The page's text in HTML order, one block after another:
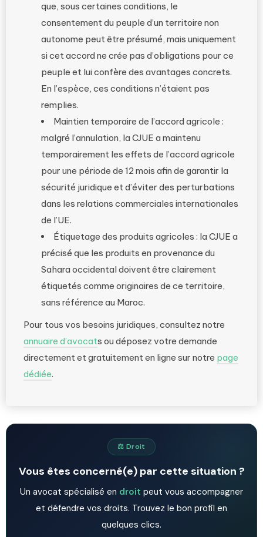
que, sous certaines conditions, le
consentement du peuple d’un territoire non
autonome peut être présumé, mais uniquement
si cet accord ne crée pas d’obligations pour ce
peuple et lui confère des avantages concrets.
En l’espèce, ces conditions n’étaient pas
remplies.
Maintien temporaire de l’accord agricole :
malgré l’annulation, la CJUE a maintenu
temporairement les effets de l’accord agricole
pour une période de 12 mois afin de garantir la
sécurité juridique et d’éviter des perturbations
dans les relations commerciales internationales
de l’UE.
Étiquetage des produits agricoles : la CJUE a
précisé que les produits en provenance du
Sahara occidental doivent être clairement
étiquetés comme originaires de ce territoire,
sans référence au Maroc.
Pour tous vos besoins juridiques, consultez notre
annuaire d’avocats ou déposez votre demande
directement et gratuitement en ligne sur notre page
dédiée.
⚖️ Droit
Vous êtes concerné(e) par cette situation ?
Un avocat spécialisé en droit peut vous accompagner
et défendre vos droits. Trouvez le bon profil en
quelques clics.